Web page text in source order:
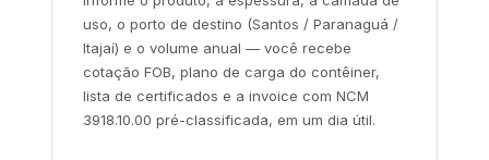
uso, o porto de destino (Santos / Paranaguá /
Itajaí) e o volume anual — você recebe
cotação FOB, plano de carga do contêiner,
lista de certificados e a invoice com NCM
3918.10.00 pré-classificada, em um dia útil.